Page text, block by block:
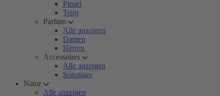
Pinsel
Teint
Parfum
Alle anzeigen
Damen
Herren
Accessoires
Alle anzeigen
Sonstiges
Natur
Alle anzeigen